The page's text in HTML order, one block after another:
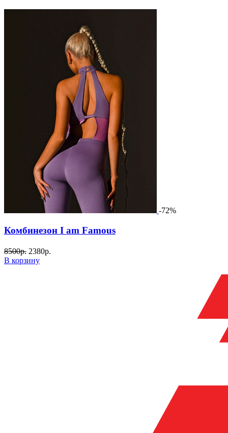
-72%
Комбинезон I am Famous
8500р. 2380р.
В корзину